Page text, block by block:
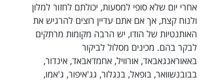
אחרי יום שלא סופי למסעות, יכולתם לחזור למלון
ולנוח קצת, אך אם אתם עדיין רוצים להרגיש את
האותנטיות של הודו, יש הרבה מקומות מרתקים
לבקר בהם. מכינים מסלול לביקור
באאוראנגאבאד, אורוויל, אחמדאבאד, אינדור,
בבובנשוואר, בופאל, בנגלור, גג'איפור, ג'אמו,